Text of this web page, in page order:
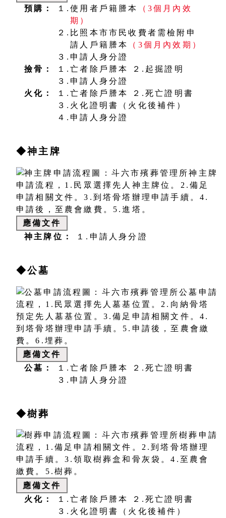
預購：
１.使用者戶籍謄本
（3個月內效
期）
２.比照本市市民收費者需檢附申
請人戶籍謄本
（3個月內效期）
３.申請人身分證
撿骨：
１.亡者除戶謄本
２.起掘證明
３.申請人身分證
火化：
１.亡者除戶謄本
２.死亡證明書
３.火化證明書（火化後補件）
４.申請人身分證
◆神主牌
應備文件
神主牌位：
１.申請人身分證
◆公墓
應備文件
公墓：
１.亡者除戶謄本
２.死亡證明書
３.申請人身分證
◆樹葬
應備文件
火化：
１.亡者除戶謄本
２.死亡證明書
３.火化證明書（火化後補件）